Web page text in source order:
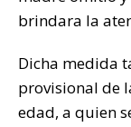
brindara la
Dicha medida
provisional de
edad, a quien